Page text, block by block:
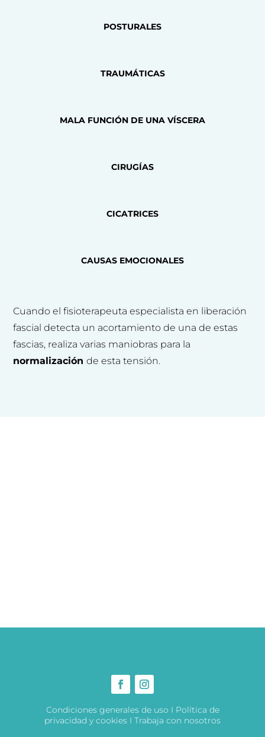
POSTURALES
TRAUMÁTICAS
MALA FUNCIÓN DE UNA VÍSCERA
CIRUGÍAS
CICATRICES
CAUSAS EMOCIONALES
Cuando el fisioterapeuta especialista en liberación
fascial detecta un acortamiento de una de estas
fascias, realiza varias maniobras para la
normalizaciónde esta tensión.
Condiciones generales de uso I Política de
privacidad y cookies I Trabaja con nosotros